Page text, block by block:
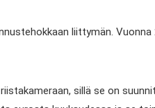
liittymän.
sillä se on